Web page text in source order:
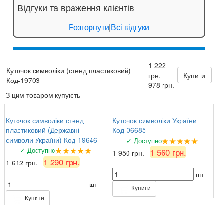
Відгуки та враження клієнтів
Розгорнути|Всі відгуки
Куточок символіки (стенд пластиковий)
Код-19703
1 222
грн.
978 грн.
Купити
З цим товаром купують
Куточок символіки стенд
пластиковий (Державні
символи України) Код-19646
✓ Доступно★★★★★
1 612 грн. 1 290 грн.
шт
Купити
Куточок символіки України
Код-06685
✓ Доступно★★★★★
1 950 грн. 1 560 грн.
шт
Купити